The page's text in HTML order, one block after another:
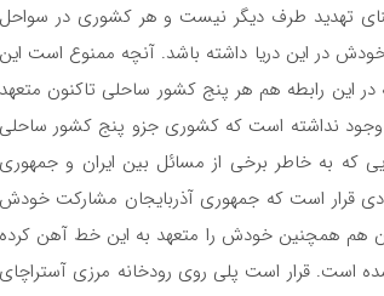
معنای تهدید طرف دیگر نیست و هر کشوری در سواحل
در این دریا داشته‌ باشد. آنچه ممنوع است این
این رابطه هم هر پنج کشور ساحلی تاکنون متعهد
نداشته است که کشوری جزو پنج کشور ساحلی
که به خاطر برخی از مسائل بین ایران و جمهوری
قرار است که جمهوری آذربایجان مشارکت خودش
هم همچنین خودش را متعهد به این خط آهن کرده
آغاز شده است. قرار است پلی روی رودخانه مرزی آستراچای